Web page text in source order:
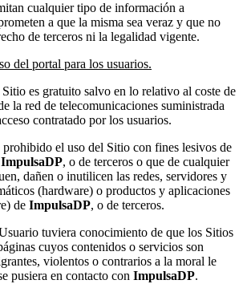
cualquier tipo de información a
a que la misma sea veraz y que no
de terceros ni la legalidad vigente.
del portal para los usuarios.
Sitio es gratuito salvo en lo relativo al coste de
la red de telecomunicaciones suministrada
contratado por los usuarios.
prohibido el uso del Sitio con fines lesivos de
ImpulsaDP, o de terceros o que de cualquier
dañen o inutilicen las redes, servidores y
(hardware) o productos y aplicaciones
de ImpulsaDP, o de terceros.
tuviera conocimiento de que los Sitios
cuyos contenidos o servicios son
violentos o contrarios a la moral le
pusiera en contacto con ImpulsaDP.